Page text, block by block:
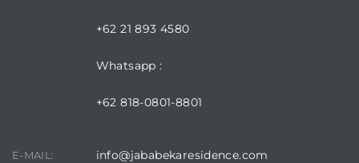
+62 21 893 4580
Whatsapp :
+62 818-0801-8801
E-MAIL: info@jababekaresidence.com